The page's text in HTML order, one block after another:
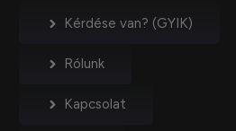
Kérdése van? (GYIK)
Rólunk
Kapcsolat